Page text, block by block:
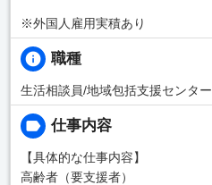
※外国人雇用実積あり
職種
生活相談員/地域包括支援センター
仕事内容
【具体的な仕事内容】
高齢者（要支援者）